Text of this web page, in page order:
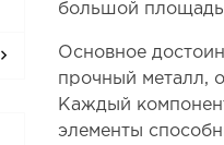
большой
Основное
прочный металл,
Каждый
элементы